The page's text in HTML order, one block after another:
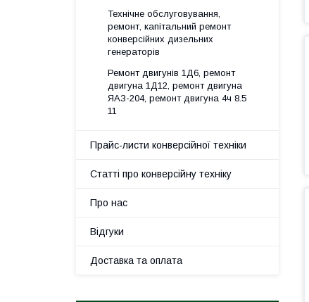
Технічне обслуговування,
ремонт, капітальний ремонт
конверсійних дизельних
генераторів
Ремонт двигунів 1Д6, ремонт
двигуна 1Д12, ремонт двигуна
ЯАЗ-204, ремонт двигуна 4ч 8.5
11
Прайс-листи конверсійної техніки
Статті про конверсійну техніку
Про нас
Відгуки
Доставка та оплата